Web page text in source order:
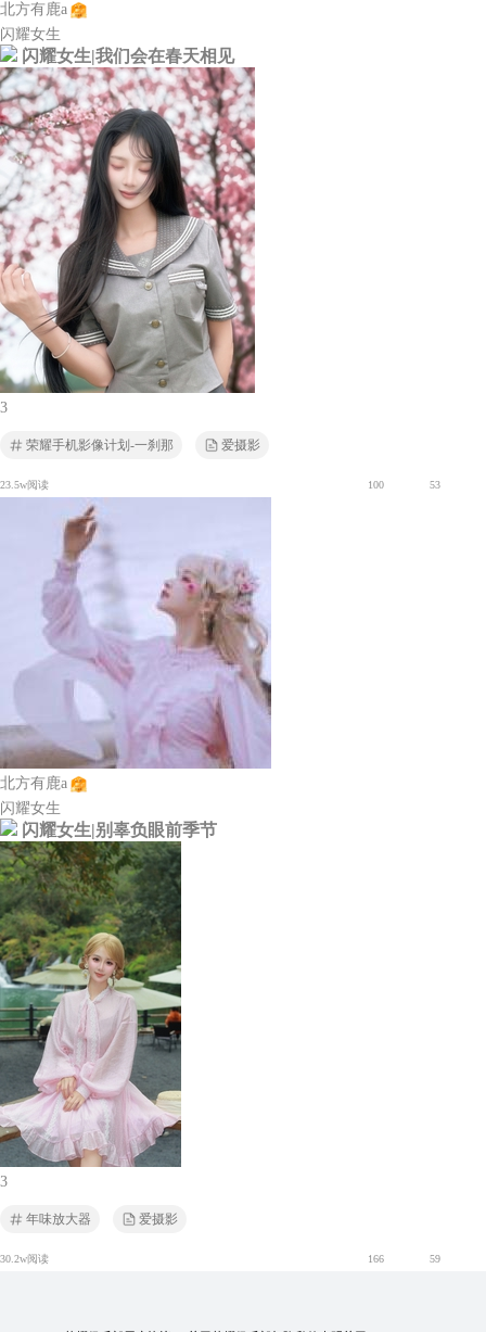
北方有鹿a
闪耀女生
闪耀女生|我们会在春天相见
3
荣耀手机影像计划-一刹那 爱摄影
23.5w阅读 100 53
北方有鹿a
闪耀女生
闪耀女生|别辜负眼前季节
3
年味放大器 爱摄影
30.2w阅读 166 59